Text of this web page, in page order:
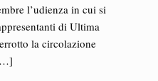
l’udienza in cui si
di Ultima
la circolazione